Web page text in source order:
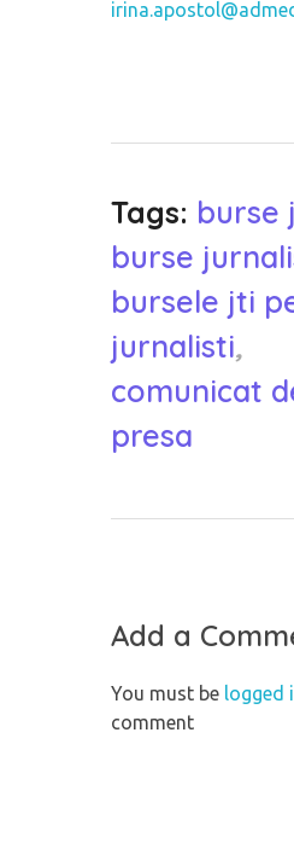
Tags: burse
burse
bursele jti
jurnalisti,
comunicat
presa
Add a
You must be logged
comment